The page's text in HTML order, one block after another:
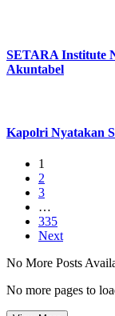
SETARA Institute
Akuntabel
Kapolri Nyatakan
1
2
3
…
335
Next
No More Posts
No more pages to